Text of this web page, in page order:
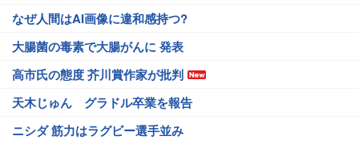
なぜ人間はAI画像に違和感持つ?
大腸菌の毒素で大腸がんに 発表
高市氏の態度 芥川賞作家が批判
天木じゅん グラドル卒業を報告
ニシダ 筋力はラグビー選手並み